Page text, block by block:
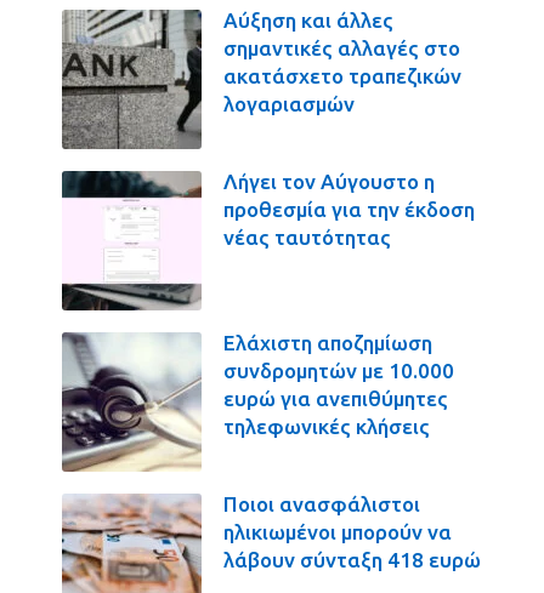
Αύξηση και άλλες
σημαντικές αλλαγές στο
ακατάσχετο τραπεζικών
λογαριασμών
Λήγει τον Αύγουστο η
προθεσμία για την έκδοση
νέας ταυτότητας
Ελάχιστη αποζημίωση
συνδρομητών με 10.000
ευρώ για ανεπιθύμητες
τηλεφωνικές κλήσεις
Ποιοι ανασφάλιστοι
ηλικιωμένοι μπορούν να
λάβουν σύνταξη 418 ευρώ